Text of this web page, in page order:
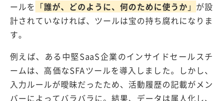
ールを 「誰が、どのように、何のために使うか 」 が設
計されていなければ、ツールは宝の持ち腐れになりま
す。
例えば、ある中堅SaaS企業のインサイドセールスチ
ームは、高価なSFAツールを導入しました。しかし、
入力ルールが曖昧だったため、活動履歴の記載がメン
バーによってバラバラに。結果、データは属人化し、